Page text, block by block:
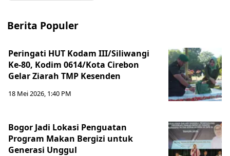
Berita Populer
Peringati HUT Kodam III/Siliwangi
Ke-80, Kodim 0614/Kota Cirebon
Gelar Ziarah TMP Kesenden
18 Mei 2026, 1:40 PM
Bogor Jadi Lokasi Penguatan
Program Makan Bergizi untuk
Generasi Unggul